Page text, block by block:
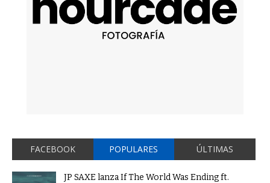
FACEBOOK POPULARES ÚLTIMAS
JP SAXE lanza If The World Was Ending ft.